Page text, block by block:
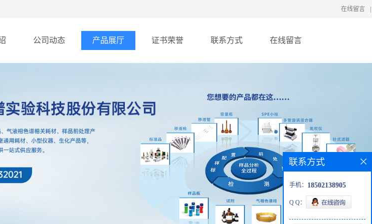
在线留言
公司动态 产品展厅 证书荣誉 联系方式 在线留言
联系方式
手机： 18502138905
Q Q：